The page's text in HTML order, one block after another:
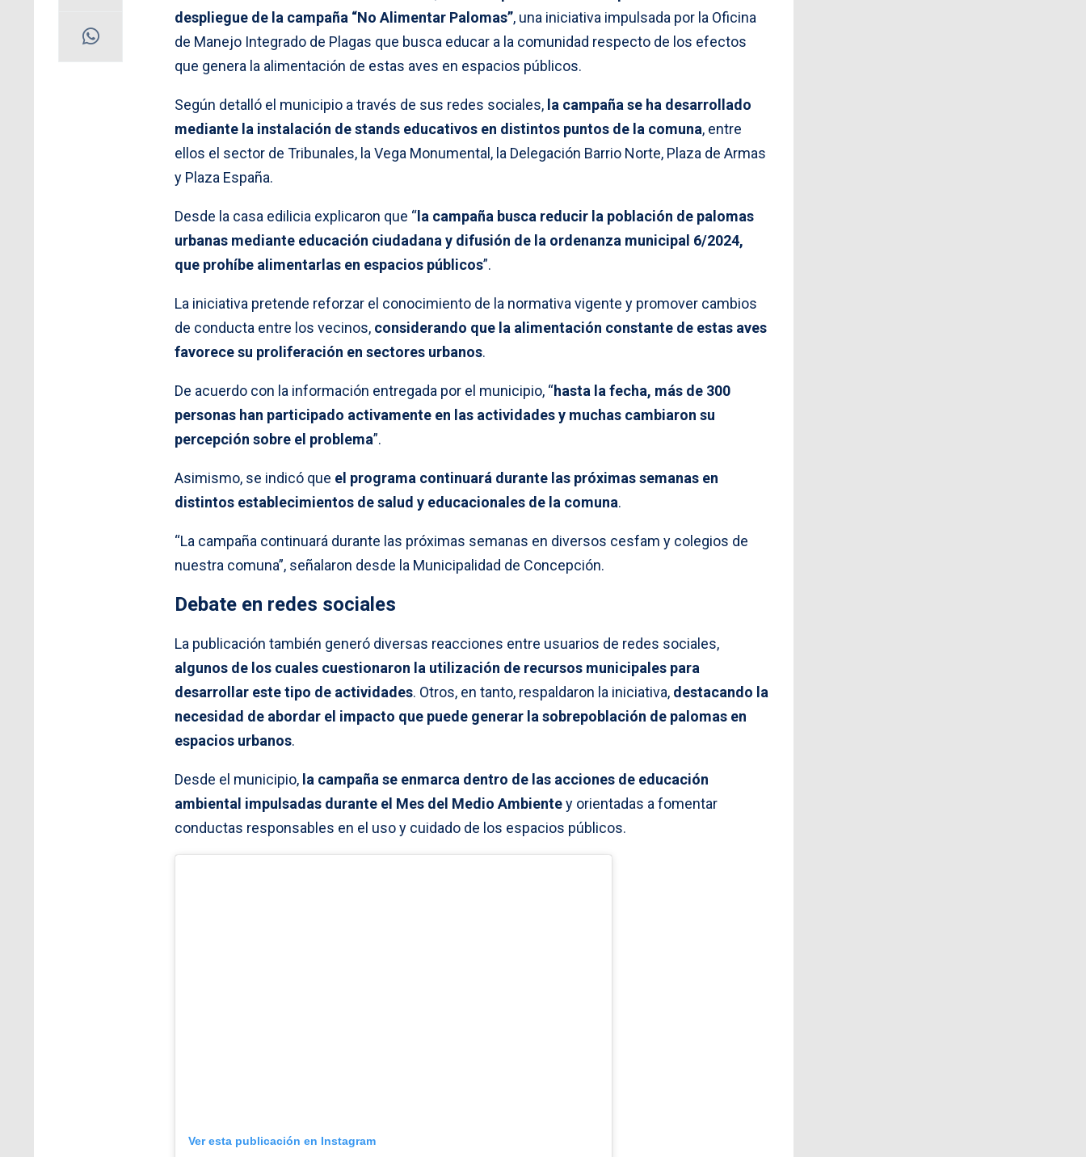
despliegue de la campaña “No Alimentar Palomas”, una iniciativa impulsada por la Oficina
de Manejo Integrado de Plagas que busca educar a la comunidad respecto de los efectos
que genera la alimentación de estas aves en espacios públicos.
Según detalló el municipio a través de sus redes sociales, la campaña se ha desarrollado
mediante la instalación de stands educativos en distintos puntos de la comuna, entre
ellos el sector de Tribunales, la Vega Monumental, la Delegación Barrio Norte, Plaza de Armas
y Plaza España.
Desde la casa edilicia explicaron que “ la campaña busca reducir la población de palomas
urbanas mediante educación ciudadana y difusión de la ordenanza municipal 6/2024,
que prohíbe alimentarlas en espacios públicos”.
La iniciativa pretende reforzar el conocimiento de la normativa vigente y promover cambios
de conducta entre los vecinos, considerando que la alimentación constante de estas aves
favorece su proliferación en sectores urbanos.
De acuerdo con la información entregada por el municipio, “hasta la fecha, más de 300
personas han participado activamente en las actividades y muchas cambiaron su
percepción sobre el problema”.
Asimismo, se indicó que el programa continuará durante las próximas semanas en
distintos establecimientos de salud y educacionales de la comuna.
“La campaña continuará durante las próximas semanas en diversos cesfam y colegios de
nuestra comuna”, señalaron desde la Municipalidad de Concepción.
Debate en redes sociales
La publicación también generó diversas reacciones entre usuarios de redes sociales,
algunos de los cuales cuestionaron la utilización de recursos municipales para
desarrollar este tipo de actividades. Otros, en tanto, respaldaron la iniciativa, destacando la
necesidad de abordar el impacto que puede generar la sobrepoblación de palomas en
espacios urbanos.
Desde el municipio, la campaña se enmarca dentro de las acciones de educación
ambiental impulsadas durante el Mes del Medio Ambientey orientadas a fomentar
conductas responsables en el uso y cuidado de los espacios públicos.
Ver esta publicación en Instagram